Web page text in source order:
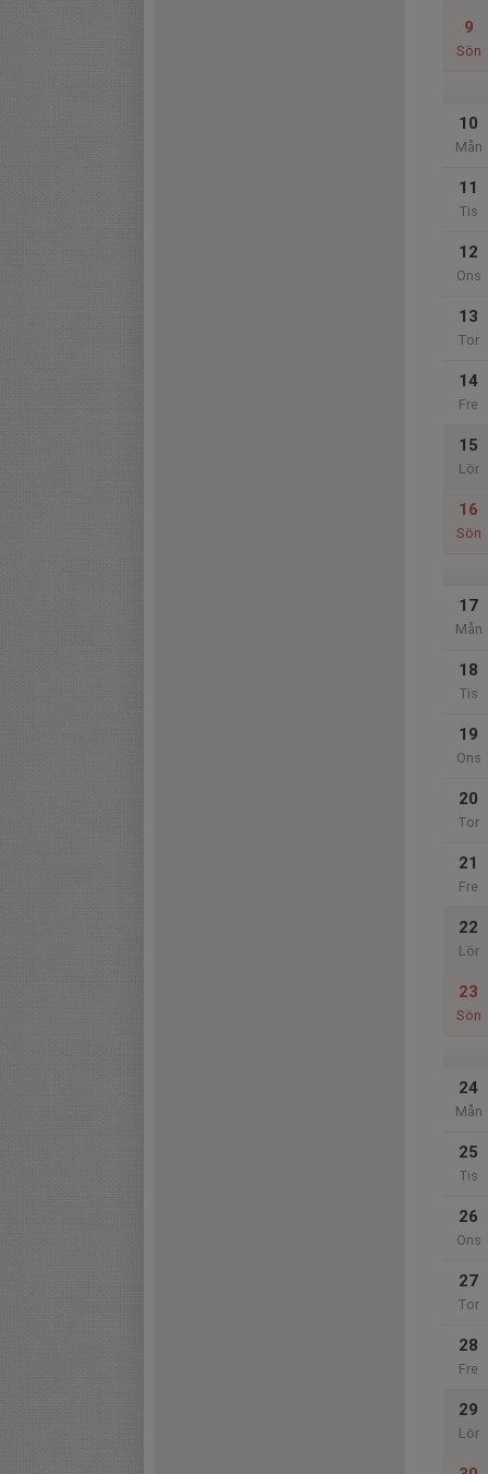
9
Sön
10
Mån
11
Tis
12
Ons
13
Tor
14
Fre
15
Lör
16
Sön
17
Mån
18
Tis
19
Ons
20
Tor
21
Fre
22
Lör
23
Sön
24
Mån
25
Tis
26
Ons
27
Tor
28
Fre
29
Lör